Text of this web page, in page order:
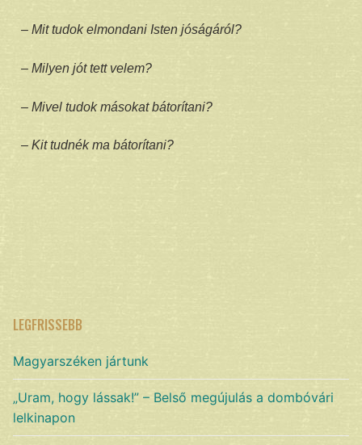
– Mit tudok elmondani Isten jóságáról?
– Milyen jót tett velem?
– Mivel tudok másokat bátorítani?
– Kit tudnék ma bátorítani?
LEGFRISSEBB
Magyarszéken jártunk
„Uram, hogy lássak!” – Belső megújulás a dombóvári
lelkinapon